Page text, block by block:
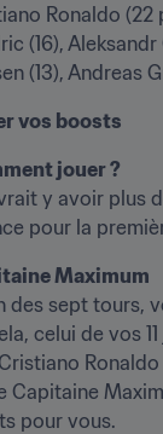
Ronaldo (22
(16),
(13), Andreas
vos boosts
jouer ?
y avoir plus
pour la
Maximum
des sept tours,
celui de vos
Capitaine
pour vous.